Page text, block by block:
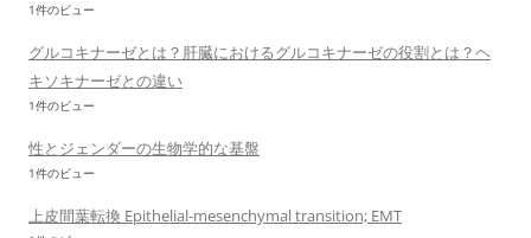
1件のビュー
グルコキナーゼとは？肝臓におけるグルコキナーゼの役割とは？ヘ
キソキナーゼとの違い
1件のビュー
性とジェンダーの生物学的な基盤
1件のビュー
上皮間葉転換 Epithelial-mesenchymal transition; EMT